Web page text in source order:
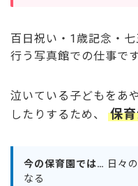
百日祝い・1歳記念・
行う写真館での仕事です
泣いている子どもをあ
したりするため、
保
今の保育園では… 日々
なる